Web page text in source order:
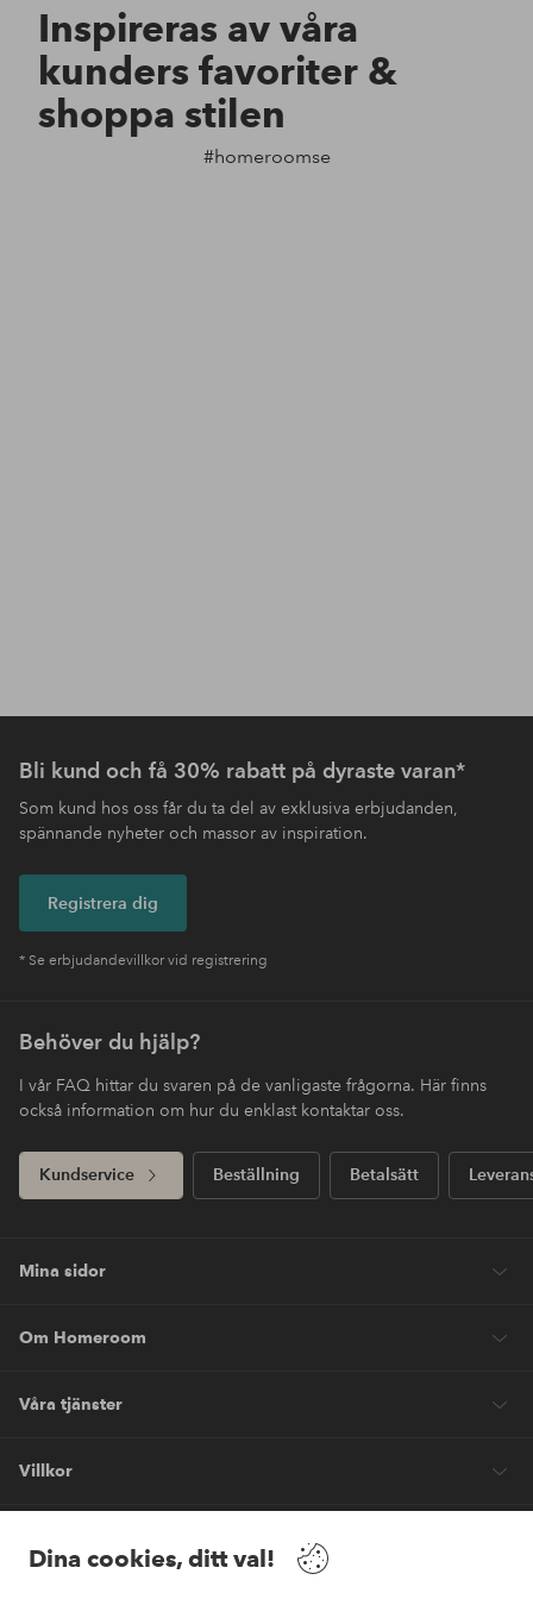
Dina cookies, ditt val!
Inspireras av våra
kunders favoriter &
shoppa stilen
#homeroomse
Bli kund och få 30% rabatt på dyraste varan*
Som kund hos oss får du ta del av exklusiva erbjudanden,
spännande nyheter och massor av inspiration.
Registrera dig
* Se erbjudandevillkor vid registrering
Behöver du hjälp?
I vår FAQ hittar du svaren på de vanligaste frågorna. Här finns
också information om hur du enklast kontaktar oss.
Kundservice Beställning Betalsätt
Mina sidor
Om Homeroom
Våra tjänster
Villkor